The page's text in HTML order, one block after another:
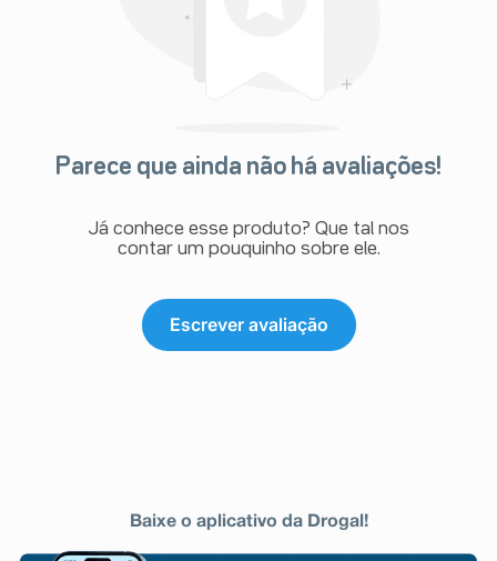
Parece que ainda não há avaliações!
Já conhece esse produto? Que tal nos
contar um pouquinho sobre ele.
Escrever avaliação
Baixe o aplicativo da Drogal!